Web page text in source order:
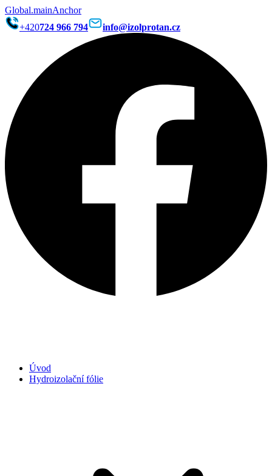
Global.mainAnchor
+420724 966 794 info@izolprotan.cz
Úvod
Hydroizolační fólie